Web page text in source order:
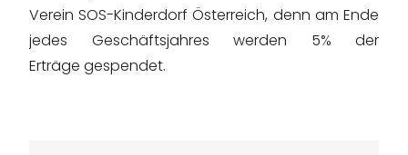
Verein SOS-Kinderdorf Österreich, denn am Ende
jedes Geschäftsjahres werden 5% der
Erträge gespendet.